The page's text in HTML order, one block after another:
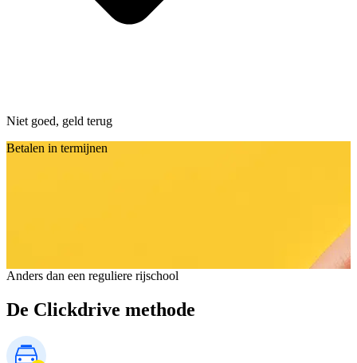
Niet goed, geld terug
Betalen in termijnen
Anders dan een reguliere rijschool
De Clickdrive methode